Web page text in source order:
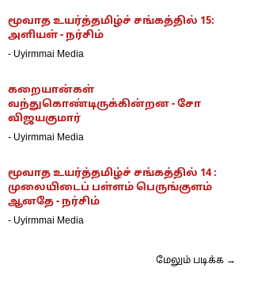
மூவாத உயர்த்தமிழ்ச் சங்கத்தில் 15:
அளியள் - நர்சிம்
- Uyirmmai Media
கறையான்கள்
வந்துகொண்டிருக்கின்றன - சோ
விஜயகுமார்
- Uyirmmai Media
மூவாத உயர்த்தமிழ்ச் சங்கத்தில் 14 :
முலையிடைப் பள்ளம் பெருங்குளம்
ஆனதே - நர்சிம்
- Uyirmmai Media
மேலும் படிக்க →